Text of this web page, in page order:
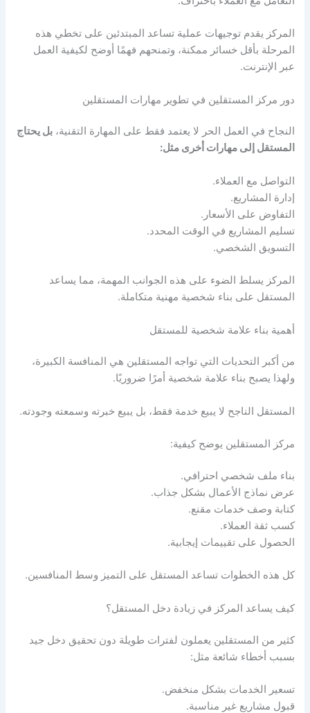
المركز يقدم توجيهات عملية تساعد المبتدئين على تخطي هذه
المرحلة بأقل خسائر ممكنة، وتمنحهم فهمًا أوضح لكيفية العمل
عبر الإنترنت.
دور مركز المستقلين في تطوير مهارات المستقلين
النجاح في العمل الحر لا يعتمد فقط على المهارة التقنية،بل يحتاج
المستقل إلى مهارات أخرى مثل:
التواصل مع العملاء.
إدارة المشاريع.
التفاوض على الأسعار.
تسليم المشاريع في الوقت المحدد.
التسويق الشخصي.
المركز يسلط الضوء على هذه الجوانب المهمة، مما يساعد
المستقل على بناء شخصية مهنية متكاملة.
أهمية بناء علامة شخصية للمستقل
من أكبر التحديات التي تواجه المستقلين هي المنافسة الكبيرة،
ولهذا يصبح بناء علامة شخصية أمرًا ضروريًا.
المستقل الناجح لا يبيع خدمة فقط، بل يبيع خبرته وسمعته وجودته.
مركز المستقلين يوضح كيفية:
بناء ملف شخصي احترافي.
عرض نماذج الأعمال بشكل جذاب.
كتابة وصف خدمات مقنع.
كسب ثقة العملاء.
الحصول على تقييمات إيجابية.
كل هذه الخطوات تساعد المستقل على التميز وسط المنافسين.
كيف يساعد المركز في زيادة دخل المستقل؟
كثير من المستقلين يعملون لفترات طويلة دون تحقيق دخل جيد
بسبب أخطاء شائعة مثل:
تسعير الخدمات بشكل منخفض.
قبول مشاريع غير مناسبة.